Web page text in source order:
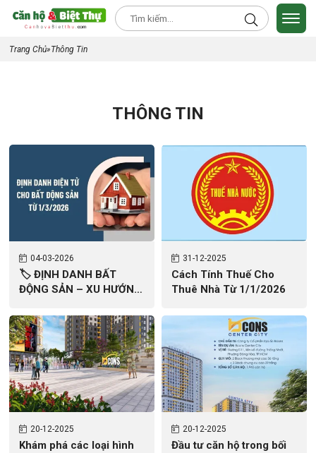
Trang Chủ»Thông Tin
THÔNG TIN
04 03-2026
🏷️ ĐỊNH DANH BẤT
ĐỘNG SẢN – XU HƯỚNG
TRƯỜNG MỚI
31 12-2025
Cách Tính Thuế Cho
Thuê Nhà Từ 1/1/2026
20 12-2025
Khám phá các loại hình
20 12-2025
Đầu tư căn hộ trong bối